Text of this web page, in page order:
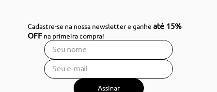
Cadastre-se na nossa newsletter e ganheaté 15%
OFF na primeira compra!
Assinar